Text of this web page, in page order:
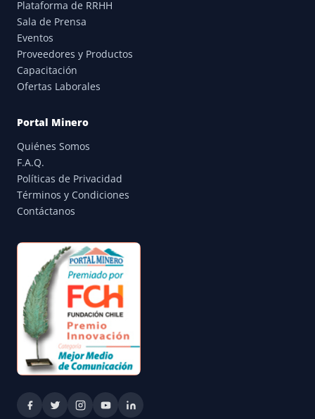
Plataforma de RRHH
Sala de Prensa
Eventos
Proveedores y Productos
Capacitación
Ofertas Laborales
Portal Minero
Quiénes Somos
F.A.Q.
Políticas de Privacidad
Términos y Condiciones
Contáctanos